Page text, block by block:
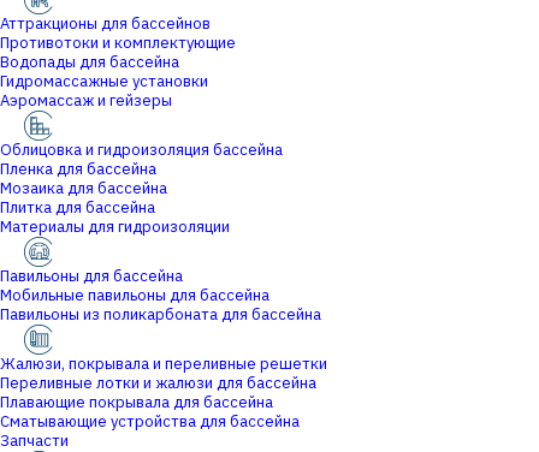
Аттракционы для бассейнов
Противотоки и комплектующие
Водопады для бассейна
Гидромассажные установки
Аэромассаж и гейзеры
Облицовка и гидроизоляция бассейна
Пленка для бассейна
Мозаика для бассейна
Плитка для бассейна
Материалы для гидроизоляции
Павильоны для бассейна
Мобильные павильоны для бассейна
Павильоны из поликарбоната для бассейна
Жалюзи, покрывала и переливные решетки
Переливные лотки и жалюзи для бассейна
Плавающие покрывала для бассейна
Сматывающие устройства для бассейна
Запчасти